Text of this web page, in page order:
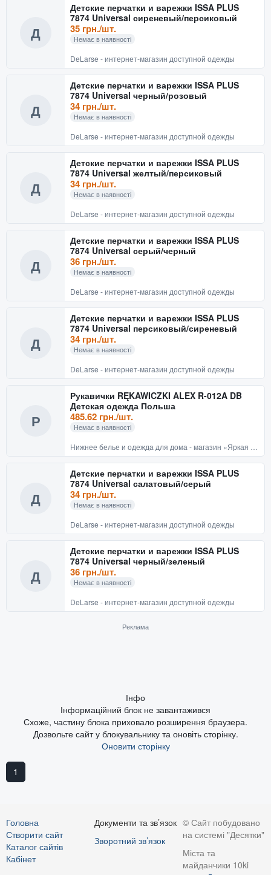
Д
Детские перчатки и варежки ISSA PLUS
7874 Universal сиреневый/персиковый
35 грн./шт.
Немає в наявності
DeLarse - интернет-магазин доступной одежды
Д
Детские перчатки и варежки ISSA PLUS
7874 Universal черный/розовый
34 грн./шт.
Немає в наявності
DeLarse - интернет-магазин доступной одежды
Д
Детские перчатки и варежки ISSA PLUS
7874 Universal желтый/персиковый
34 грн./шт.
Немає в наявності
DeLarse - интернет-магазин доступной одежды
Д
Детские перчатки и варежки ISSA PLUS
7874 Universal серый/черный
36 грн./шт.
Немає в наявності
DeLarse - интернет-магазин доступной одежды
Д
Детские перчатки и варежки ISSA PLUS
7874 Universal персиковый/сиреневый
34 грн./шт.
Немає в наявності
DeLarse - интернет-магазин доступной одежды
Р
Рукавички RĘKAWICZKI ALEX R-012A DB
Детская одежда Польша
485.62 грн./шт.
Немає в наявності
Д
Детские перчатки и варежки ISSA PLUS
7874 Universal салатовый/серый
34 грн./шт.
Немає в наявності
DeLarse - интернет-магазин доступной одежды
Д
Детские перчатки и варежки ISSA PLUS
7874 Universal черный/зеленый
36 грн./шт.
Немає в наявності
DeLarse - интернет-магазин доступной одежды
Реклама
Інфо
Інформаційний блок не завантажився
Схоже, частину блока приховало розширення браузера.
Дозвольте сайт у блокувальнику та оновіть сторінку.
Оновити сторінку
1
Головна
Створити сайт
Каталог сайтів
Кабінет
Документи та зв’язок
Зворотний зв’язок
© Сайт побудовано
на системі "Десятки"
Міста та
майданчики 10ki